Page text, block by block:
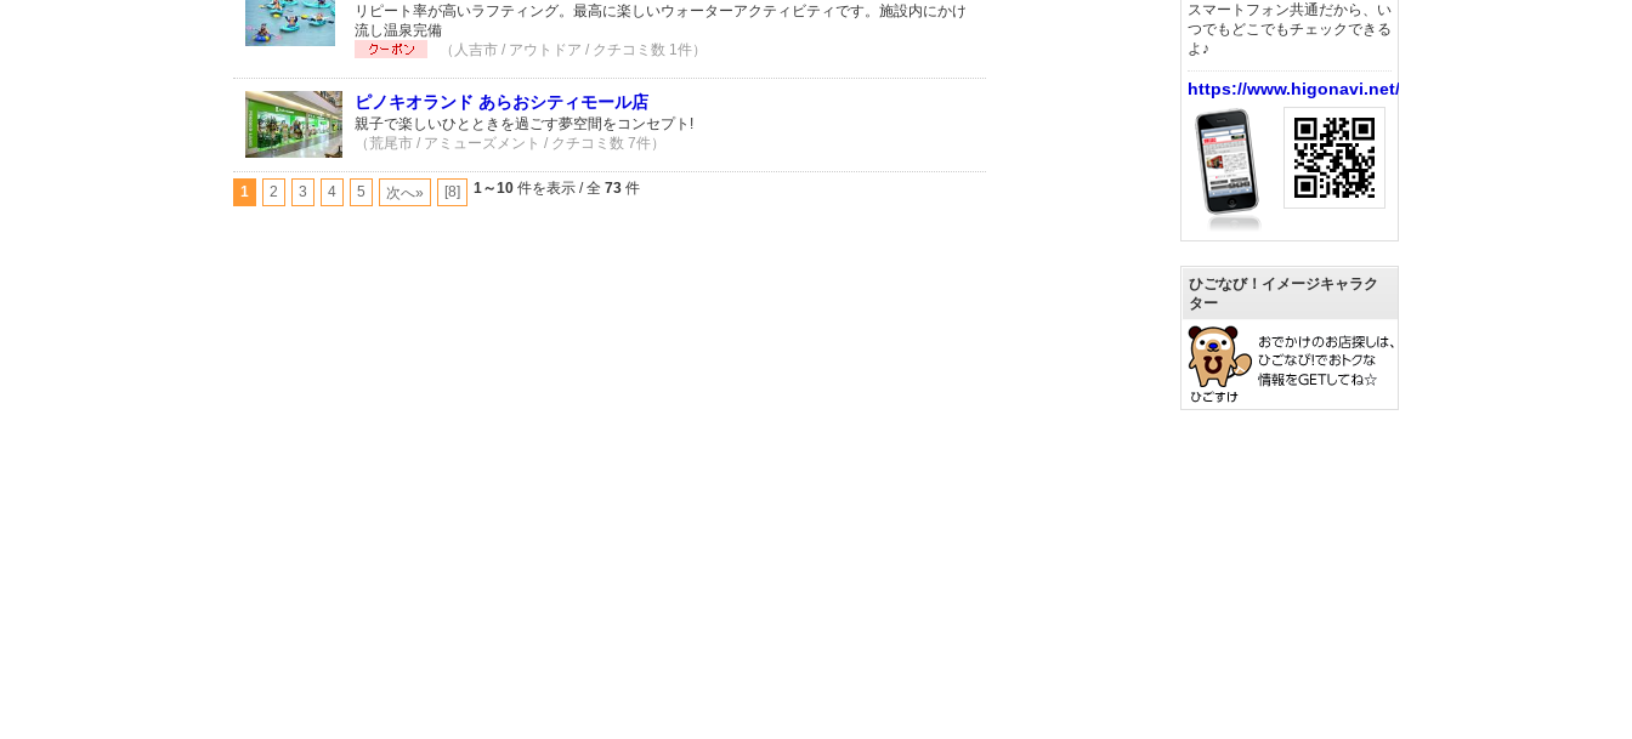
リピート率が高いラフティング。最高に楽しいウォーターアクティビティです。施設内にかけ
流し温泉完備
（人吉市 / アウトドア / クチコミ数 1件）
ピノキオランド あらおシティモール店
親子で楽しいひとときを過ごす夢空間をコンセプト!
（荒尾市 / アミューズメント / クチコミ数 7件）
1 2 3 4 5 次へ» [8] 1～10 件を表示 / 全 73 件
スマートフォン共通だから、い
つでもどこでもチェックできる
よ♪
https://www.higonavi.net/
ひごなび！イメージキャラク
ター